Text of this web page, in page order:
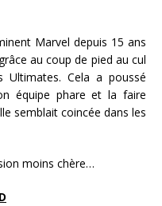
Marvel depuis 15 ans
au coup de pied au cul
Cela a poussé
équipe phare et la faire
semblait coincée dans les
moins chère…